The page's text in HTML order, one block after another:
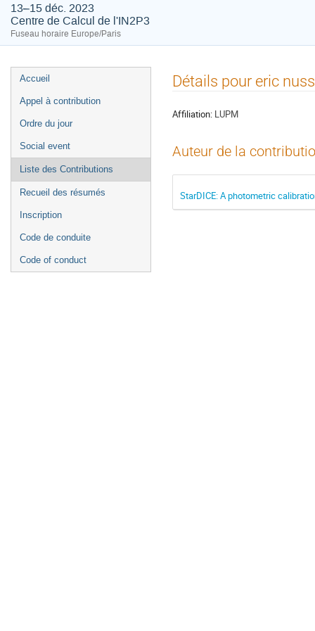
13–15 déc. 2023
Centre de Calcul de l'IN2P3
Fuseau horaire Europe/Paris
Menu
de
Accueil
Appel à contribution
Ordre du jour
Social event
Liste des Contributions
Recueil des résumés
Inscription
Code de conduite
Code of conduct
Détails pour eric nuss
Affiliation: LUPM
Auteur de la
StarDICE: A photometric